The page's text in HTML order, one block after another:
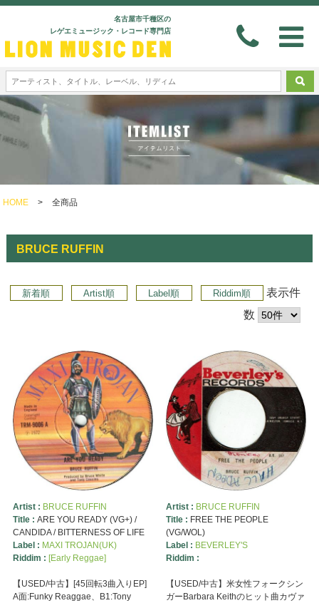
名古屋市千種区の
レゲエミュージック・レコード専門店
HOME > 全商品
BRUCE RUFFIN
新着順 Artist順 Label順 Riddim順
表示件
数
Artist : BRUCE RUFFIN
Title : ARE YOU READY (VG+) /
CANDIDA / BITTERNESS OF LIFE
Label : MAXI TROJAN(UK)
Riddim : [Early Reggae]
【USED/中古】[45回転3曲入りEP]
A面:Funky Reaggae、B1:Tony
Artist : BRUCE RUFFIN
Title : FREE THE PEOPLE
(VG/WOL)
Label : BEVERLEY'S
Riddim :
【USED/中古】米女性フォークシン
ガーBarbara Keithのヒット曲カヴァ